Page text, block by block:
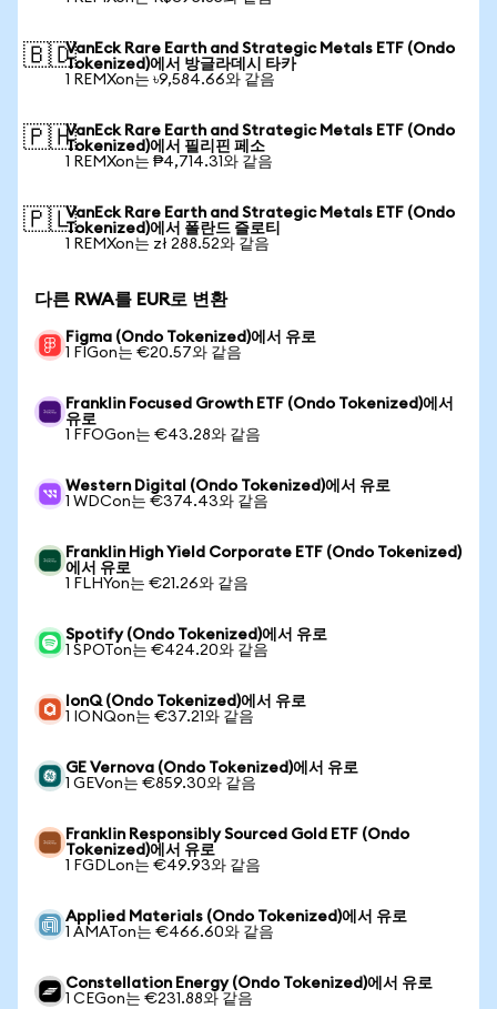
🇧🇩VanEck Rare Earth and Strategic Metals ETF (Ondo
Tokenized)에서 방글라데시 타카
1 REMXon는 ৳9,584.66와 같음
🇵🇭VanEck Rare Earth and Strategic Metals ETF (Ondo
Tokenized)에서 필리핀 페소
1 REMXon는 ₱4,714.31와 같음
🇵🇱VanEck Rare Earth and Strategic Metals ETF (Ondo
Tokenized)에서 폴란드 즐로티
1 REMXon는 zł 288.52와 같음
다른 RWA를 EUR로 변환
Figma (Ondo Tokenized)에서 유로
1 FIGon는 €20.57와 같음
Franklin Focused Growth ETF (Ondo Tokenized)에서
유로
1 FFOGon는 €43.28와 같음
Western Digital (Ondo Tokenized)에서 유로
1 WDCon는 €374.43와 같음
Franklin High Yield Corporate ETF (Ondo Tokenized)
에서 유로
1 FLHYon는 €21.26와 같음
Spotify (Ondo Tokenized)에서 유로
1 SPOTon는 €424.20와 같음
IonQ (Ondo Tokenized)에서 유로
1 IONQon는 €37.21와 같음
GE Vernova (Ondo Tokenized)에서 유로
1 GEVon는 €859.30와 같음
Franklin Responsibly Sourced Gold ETF (Ondo
Tokenized)에서 유로
1 FGDLon는 €49.93와 같음
Applied Materials (Ondo Tokenized)에서 유로
1 AMATon는 €466.60와 같음
Constellation Energy (Ondo Tokenized)에서 유로
1 CEGon는 €231.88와 같음